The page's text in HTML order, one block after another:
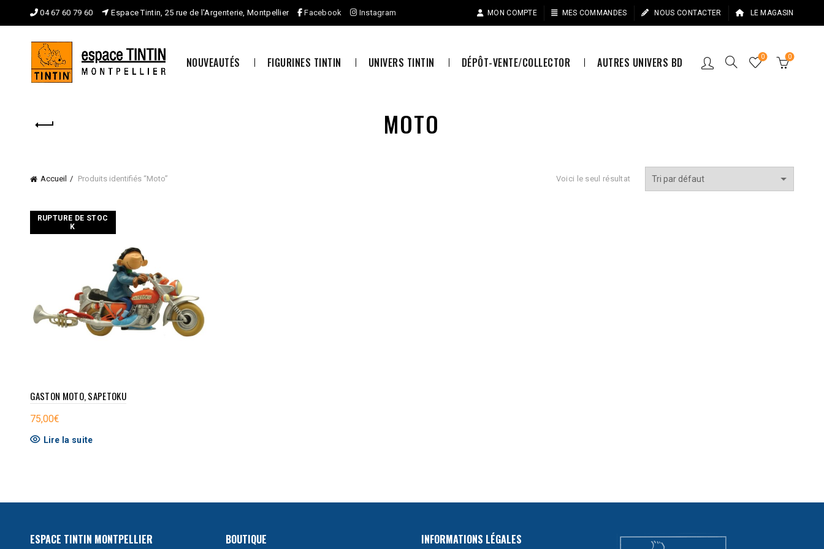
04 67 60 79 60 Espace Tintin, 25 rue de l'Argenterie, Montpellier Facebook Instagram MON COMPTE MES COMMANDES NOUS CONTACTER LE MAGASIN
NOUVEAUTÉS FIGURINES TINTIN UNIVERS TINTIN DÉPÔT-VENTE/COLLECTOR AUTRES UNIVERS BD 0 0
MOTO
Accueil Produits identifiés “Moto” Voici le seul résultat
RUPTURE DE STOC
K
GASTON MOTO, SAPETOKU
75,00€
Lire la suite
ESPACE TINTIN MONTPELLIER BOUTIQUE INFORMATIONS LÉGALES